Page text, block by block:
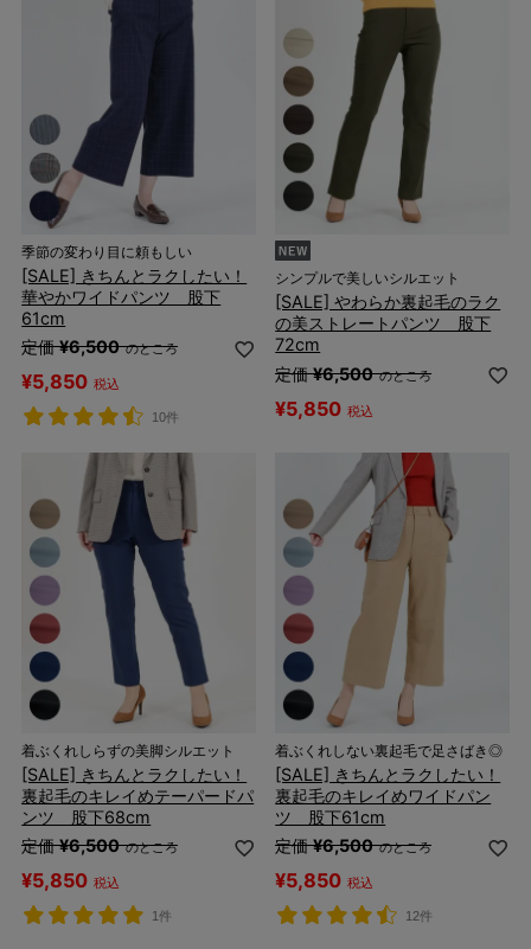
季節の変わり目に頼もしい
[SALE] きちんとラクしたい！
華やかワイドパンツ 股下
61cm
定価 ¥6,500 のところ
¥5,850 税込
10件
シンプルで美しいシルエット
[SALE] やわらか裏起毛のラク
の美ストレートパンツ 股下
72cm
定価 ¥6,500 のところ
¥5,850 税込
着ぶくれしらずの美脚シルエット
[SALE] きちんとラクしたい！
裏起毛のキレイめテーパードパ
ンツ 股下68cm
定価 ¥6,500 のところ
¥5,850 税込
1件
着ぶくれしない裏起毛で足さばき◎
[SALE] きちんとラクしたい！
裏起毛のキレイめワイドパン
ツ 股下61cm
定価 ¥6,500 のところ
¥5,850 税込
12件